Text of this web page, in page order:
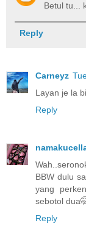
Betul tu...
Reply
Carneyz
Layan je la
Reply
BBW dulu
yang
sebotol
Reply